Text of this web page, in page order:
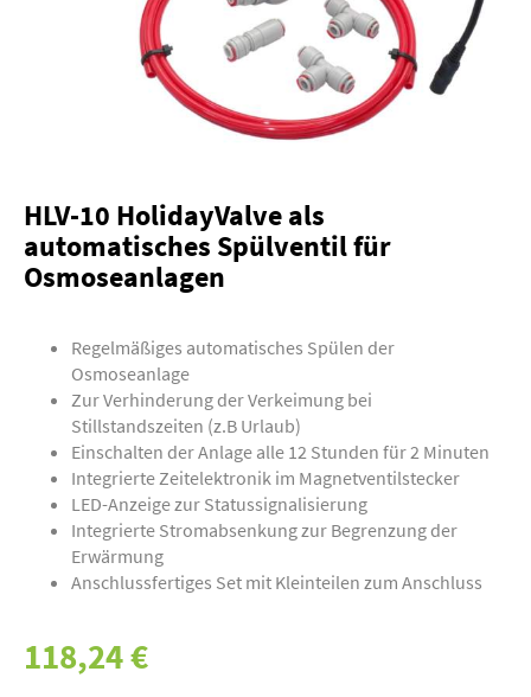
HLV-10 HolidayValve als
automatisches Spülventil für
Osmoseanlagen
Regelmäßiges automatisches Spülen der
Osmoseanlage
Zur Verhinderung der Verkeimung bei
Stillstandszeiten (z.B Urlaub)
Einschalten der Anlage alle 12 Stunden für 2 Minuten
Integrierte Zeitelektronik im Magnetventilstecker
LED-Anzeige zur Statussignalisierung
Integrierte Stromabsenkung zur Begrenzung der
Erwärmung
Anschlussfertiges Set mit Kleinteilen zum Anschluss
118,24 €